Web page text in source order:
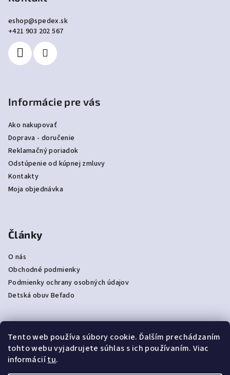
Tento web používa súbory cookie. Ďalším prechádzaním
tohto webu vyjadrujete súhlas s ich používaním. Viac
informáciítu.
eshop@spedex.sk
+421 903 202 567
Informácie pre vás
Ako nakupovať
Doprava - doručenie
Reklamačný poriadok
Odstúpenie od kúpnej zmluvy
Kontakty
Moja objednávka
Články
O nás
Obchodné podmienky
Podmienky ochrany osobných údajov
Detská obuv Befado
Prijímame online platby